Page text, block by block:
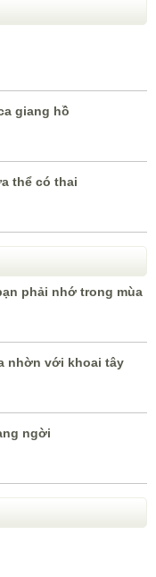
giang hồ
thể có thai
phải nhớ trong mùa
nhờn với khoai tây
ngời